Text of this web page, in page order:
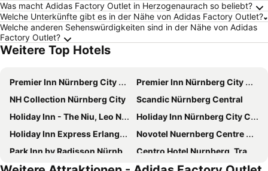
Was macht Adidas Factory Outlet in Herzogenaurach so beliebt?
Welche Unterkünfte gibt es in der Nähe von Adidas Factory Outlet?
Welche anderen Sehenswürdigkeiten sind in der Nähe von Adidas
Factory Outlet?
Weitere Top Hotels
Premier Inn Nürnberg City Opernhaus
Premier Inn Nürnberg City Centre
NH Collection Nürnberg City
Scandic Nürnberg Central
Holiday Inn - The Niu, Leo Nuremberg By Ihg
Holiday Inn Nürnberg City Centre by IHG
Holiday Inn Express Erlangen By Ihg
Novotel Nuernberg Centre Ville
Park Inn by Radisson Nürnberg
Centro Hotel Nurnberg, Trademark Collection by Wyndham
Leonardo Royal Hotel Nürnberg
Premier Inn Nürnberg City Nordost